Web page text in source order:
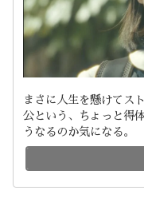
まさに人生を懸けてス
公という、ちょっと得
うなるのか気になる。